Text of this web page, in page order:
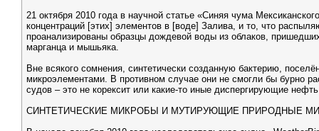
21 октября 2010 года в научной статье «Синяя чума
концентраций [этих] элементов в [воде] Залива, и то, что
проанализированы образцы дождевой воды из облаков,
марганца и мышьяка.
Вне всякого сомнения, синтетически созданную бактерию,
микроэлементами. В противном случае они не смогли бы бурно
судов – это не корексит или какие-то иные диспергирующие
СИНТЕТИЧЕСКИЕ МИКРОБЫ И МУТИРУЮЩИЕ ПРИРОДНЫЕ